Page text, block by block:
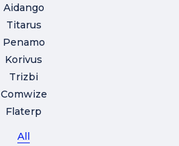
Aidango
Titarus
Penamo
Korivus
Trizbi
Comwize
Flaterp
All